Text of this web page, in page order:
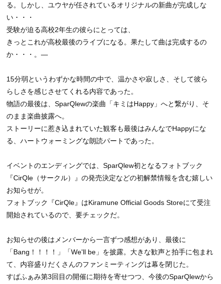
る。しかし、ユウヤが任されているオリジナルの新曲が完成しな
い・・・
受験が迫る高校2年生の彼らにとっては、
きっとこれが高校最後のライブになる。果たして曲は完成するの
か・・・。―
15分弱というわずかな時間の中で、温かさや寂しさ、そして彼ら
らしさを感じさせてくれる内容であった。
物語の最後は、SparQlewの楽曲「キミはHappy」へと繋がり、そ
のまま楽曲披露へ。
ストーリーに惹き込まれていた観客も最後はみんなでHappyにな
る、ハートウォーミングな朗読パートであった。
イベントのエンディングでは、SparQlew初となるフォトブック
『CirQle（サークル）』の発売決定などの初解禁情報を含む嬉しい
お知らせが。
フォトブック『CirQle』はKiramune Official Goods Storeにて受注
開始されているので、要チェックだ。
お知らせの後はメンバーから一言ずつ感想があり、最後に
「Bang！！！！」「We'll be」を披露。大きな歓声と拍手に包まれ
て、内容盛りだくさんのファンミーティングは幕を閉じた。
すぱふぁみ第3回目の開催に期待を寄せつつ、今後のSparQlewから